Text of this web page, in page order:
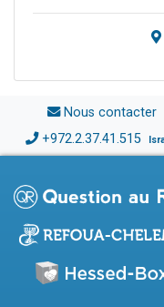
Nous contacter
+972.2.37.41.515